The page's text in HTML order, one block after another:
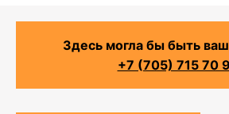
Здесь могла бы быть
+7 (705) 715 70